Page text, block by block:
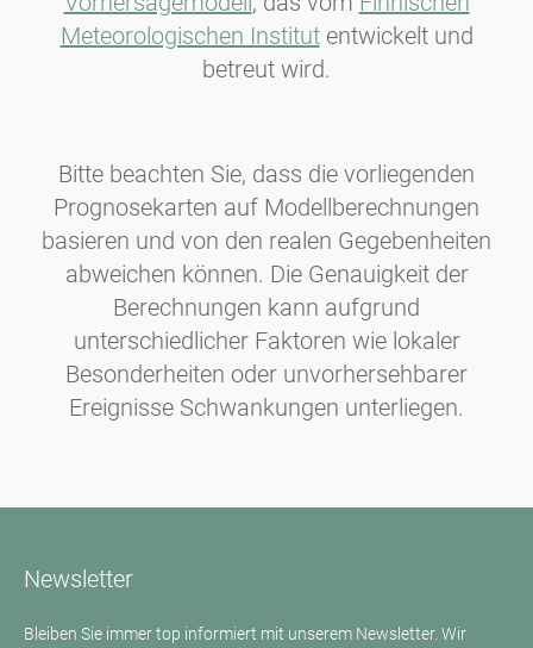
Meteorologischen Institutentwickelt und
betreut wird.
Bitte beachten Sie, dass die vorliegenden
Prognosekarten auf Modellberechnungen
basieren und von den realen Gegebenheiten
abweichen können. Die Genauigkeit der
Berechnungen kann aufgrund
unterschiedlicher Faktoren wie lokaler
Besonderheiten oder unvorhersehbarer
Ereignisse Schwankungen unterliegen.
Newsletter
Bleiben Sie immer top informiert mit unserem Newsletter. Wir